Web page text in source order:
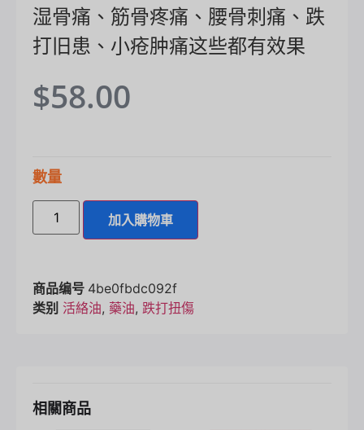
湿骨痛、筋骨疼痛、腰骨刺痛、跌
打旧患、小疮肿痛这些都有效果
$58.00
數量
加入購物車
商品编号 4be0fbdc092f
类别 活絡油, 藥油, 跌打扭傷
相關商品